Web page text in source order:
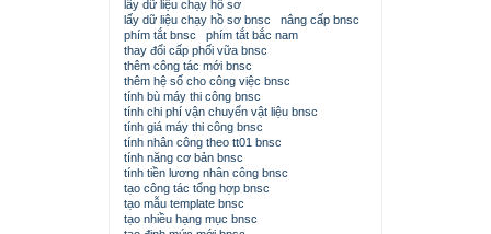
lấy dữ liệu chạy hồ sơ
lấy dữ liệu chạy hồ sơ bnsc
nâng cấp bnsc
phím tắt bnsc
phím tắt bắc nam
thay đổi cấp phối vữa bnsc
thêm công tác mới bnsc
thêm hệ số cho công việc bnsc
tính bù máy thi công bnsc
tính chi phí vận chuyển vật liệu bnsc
tính giá máy thi công bnsc
tính nhân công theo tt01 bnsc
tính năng cơ bản bnsc
tính tiền lương nhân công bnsc
tạo công tác tổng hợp bnsc
tạo mẫu template bnsc
tạo nhiều hạng mục bnsc